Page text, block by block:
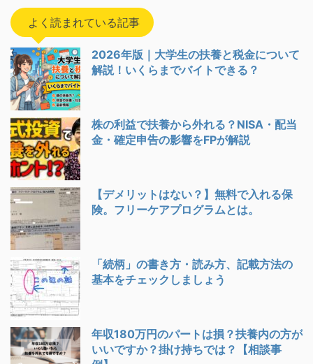
よく読まれている記事
2026年版｜大学生の扶養と税金について
解説！いくらまでバイトできる？
株の利益で扶養から外れる？NISA・配当
金・確定申告の影響をFPが解説
【デメリットはない？】無料で入れる保
険。フリーケアプログラムとは。
「続柄」の書き方・読み方、記載方法の
基本をチェックしましょう
年収180万円のパートは損？扶養内の方が
いいですか？掛け持ちでは？【相談事